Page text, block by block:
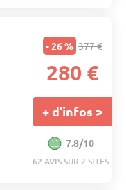
- 26 % 377 €
280 €
+ d'infos >
7.8/10
62 AVIS SUR 2 SITES